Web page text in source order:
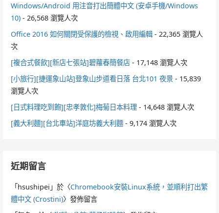
Windows/Android 用注音打出簡體中文 (安卓手機/Windows
10) - 26,568 瀏覽人次
Office 2016 如何關閉受保護的檢視、啟用編輯 - 22,365 瀏覽人
次
[複合式餐飲][新店七張站]碧蘿春簡餐店 - 17,148 瀏覽人次
[小旅行][捷運象山站]登象山步道看日落 台北101 夜景 - 15,839
瀏覽人次
[日式料理吃到飽][忠孝敦化]梅菊日本料理 - 14,648 瀏覽人次
[義大利麵][台北車站]洋庭坊義大利麵 - 9,174 瀏覽人次
近期留言
「hsushipei 」於〈Chromebook安裝Linux系統，並順利打出繁
體中文 (Crostini)〉發佈留言